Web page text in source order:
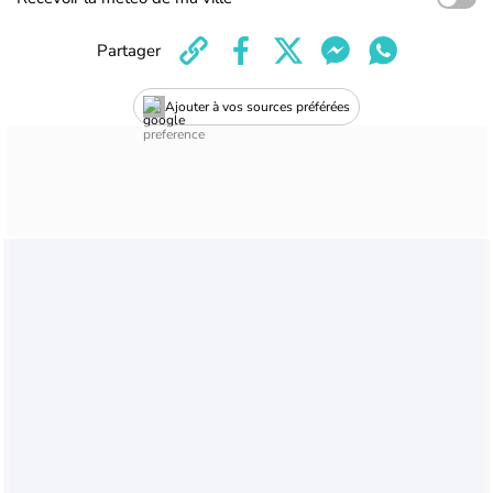
Ajouter à vos sources préférées
Partager